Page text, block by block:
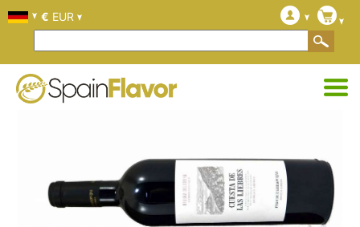
€ EUR